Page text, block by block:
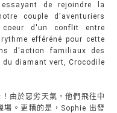
de rejoindre la
couple d'aventuriers
d'un conflit entre
efféréné pour cette
d'action familiaux des
diamant vert, Crocodile
由於惡劣天氣，他們飛往中
場。更糟的是，Sophie 出發